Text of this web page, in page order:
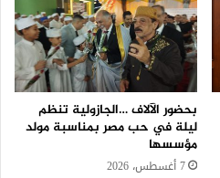
بحضور الآلاف …الجازولية تنظم
ليلة في حب مصر بمناسبة مولد
مؤسسها
7 أغسطس، 2026